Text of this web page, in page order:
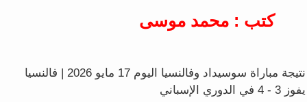
كتب : محمد موسى
نتيجة مباراة سوسيداد وفالنسيا اليوم 17 مايو 2026 | فالنسيا
يفوز 3 - 4 في الدوري الإسباني